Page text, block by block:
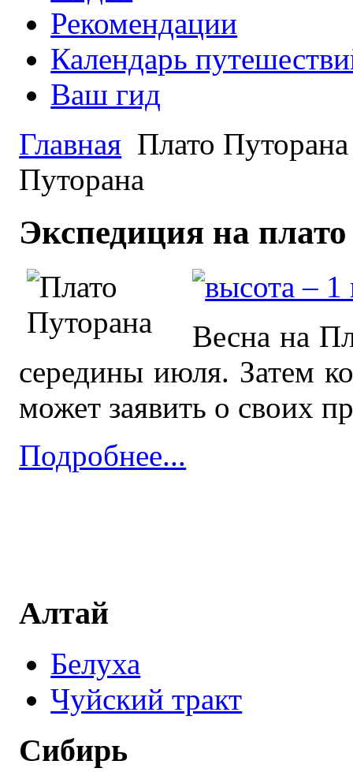
Рекомендации
Календарь
Ваш гид
Главная Плато Путорана
Путорана
Экспедиция на
Весна на
середины июля. Затем
может заявить о своих
Подробнее...
Алтай
Белуха
Чуйский тракт
Сибирь